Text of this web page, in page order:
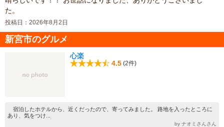
た。
投稿日：2026年8月2日
新宮市のグルメ
心楽
4.5 (2件)
宿泊したホテルから、近くだったので、寄ってみました。 路地を入ったところに
あり、気をつけ...
by ナオミさんさん